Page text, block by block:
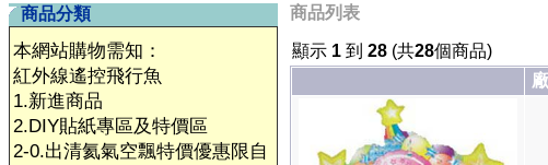
商品分類
本網站購物需知：
紅外線遙控飛行魚
1.新進商品
2.DIY貼紙專區及特價區
2-0.出清氦氣空飄特價優惠限自
商品列表
顯示 1 到 28 (共28個商品)